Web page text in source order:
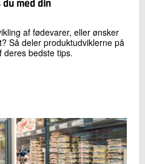
du med din
af fødevarer, eller ønsker
Så deler produktudviklerne på
deres bedste tips.